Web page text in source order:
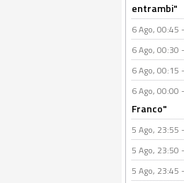
entrambi"
6 Ago, 00:45 -
6 Ago, 00:30 -
6 Ago, 00:15 -
6 Ago, 00:00 -
Franco"
5 Ago, 23:55 -
5 Ago, 23:50 -
5 Ago, 23:45 -